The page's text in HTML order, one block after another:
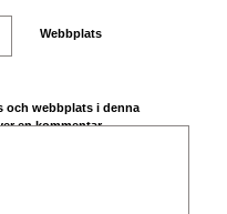
Webbplats
och webbplats i denna
en kommentar.